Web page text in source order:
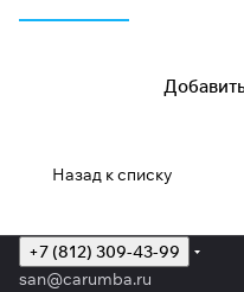
Назад к списку
+7 (812) 309-43-99
san@carumba.ru